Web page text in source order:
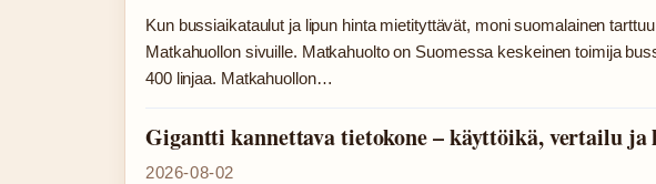
Kun bussiaikataulut ja lipun hinta mietityttävät, moni suomalainen
Matkahuollon sivuille. Matkahuolto on Suomessa keskeinen toimija
400 linjaa. Matkahuollon…
Gigantti kannettava tietokone – käyttöikä, vertailu ja
2026-08-02